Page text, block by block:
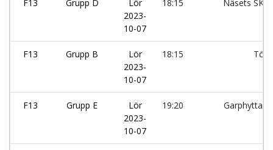
F13 Grupp D
Lör
2023-
10-07
18:15 Näsets
F13 Grupp B
Lör
2023-
10-07
18:15
F13 Grupp E
Lör
2023-
10-07
19:20